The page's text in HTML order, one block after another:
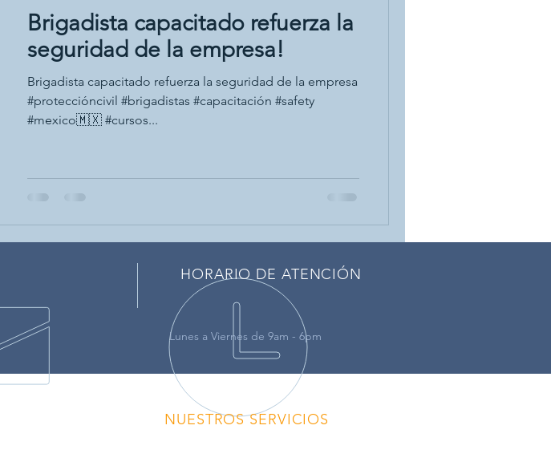
Brigadista capacitado refuerza la
seguridad de la empresa!
Brigadista capacitado refuerza la seguridad de la empresa
#proteccióncivil #brigadistas #capacitación #safety
#mexico🇲🇽 #cursos...
HORARIO DE ATENCIÓN
Lunes a Viernes de 9am - 6pm
NUESTROS SERVICIOS